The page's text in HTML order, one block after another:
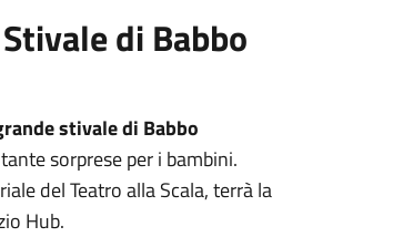
di Babbo
stivale di Babbo
sorprese per i bambini.
del Teatro alla Scala, terrà la
Hub.